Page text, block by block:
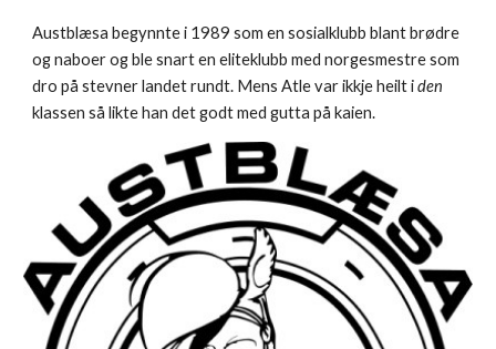
Austblæsa begynnte i 1989 som en sosialklubb blant brødre
og naboer og ble snart en eliteklubb med norgesmestre som
dro på stevner landet rundt. Mens Atle var ikkje heilt iden
klassen så likte han det godt med gutta på kaien.